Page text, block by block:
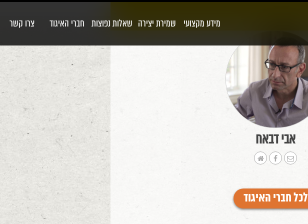
מידע מקצועי שמירת יצירה שאלות נפוצות חברי האיגוד צרו קשר
אבי דבאח
לכל חברי האיגוד